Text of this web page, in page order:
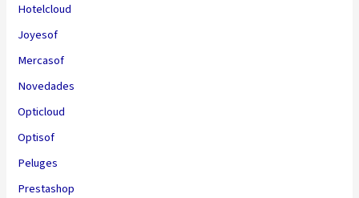
Hotelcloud
Joyesof
Mercasof
Novedades
Opticloud
Optisof
Peluges
Prestashop